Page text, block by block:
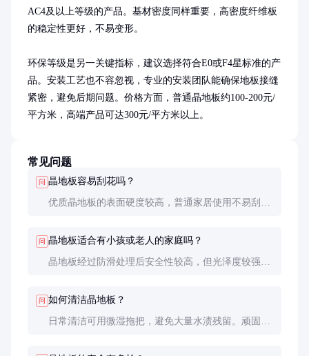
AC4及以上等级的产品。基材密度同样重要，高密度纤维板
的稳定性更好，不易变形。
环保等级是另一关键指标，建议选择符合E0或F4星标准的产
品。安装工艺也不容忽视，专业的安装团队能确保地板接缝
紧密，避免后期问题。价格方面，普通晶地板约100-200元/
平方米，高端产品可达300元/平方米以上。
常见问题
问 晶地板容易刮花吗？
优质晶地板的表面硬度较高，普通家居使用不易刮
问 晶地板适合有小孩或老人的家庭吗？
晶地板经过防滑处理后安全性较高，但光泽度较强的
问 如何清洁晶地板？
日常清洁可用微湿拖把，避免大量水渍残留。顽固污